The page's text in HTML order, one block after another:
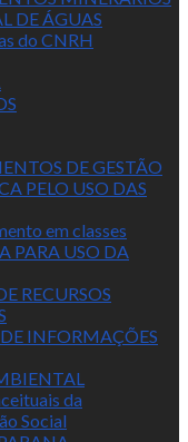
DE ÁGUAS
do CNRH
DE GESTÃO
PELO USO DAS
em classes
PARA USO DA
RECURSOS
INFORMAÇÕES
da
Social